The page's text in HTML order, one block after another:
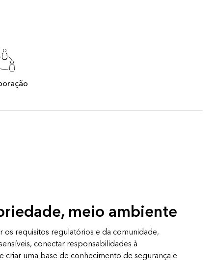
meio ambiente
requisitos regulatórios e da comunidade,
conectar responsabilidades à
criar uma base de conhecimento de segurança e